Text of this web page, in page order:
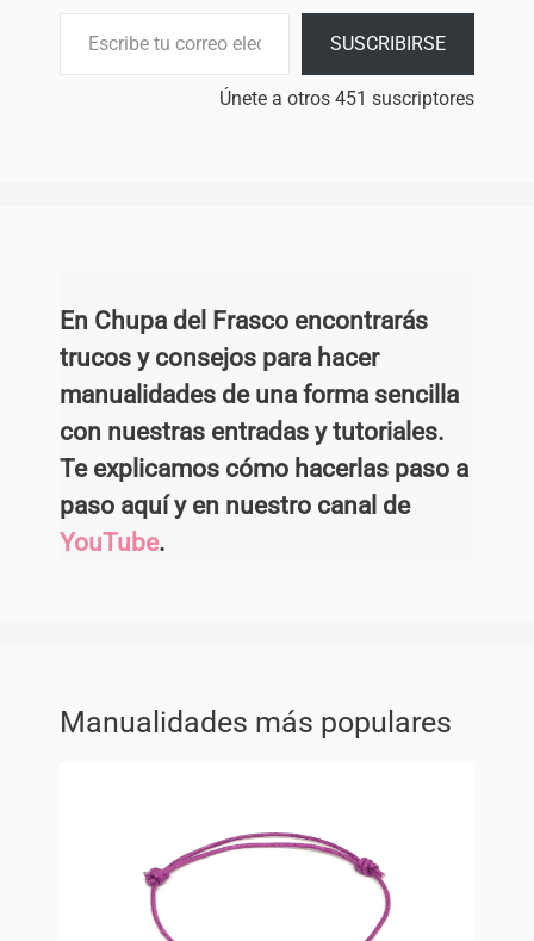
SUSCRIBIRSE
Únete a otros 451 suscriptores
En Chupa del Frasco encontrarás
trucos y consejos para hacer
manualidades de una forma sencilla
con nuestras entradas y tutoriales.
Te explicamos cómo hacerlas paso a
paso aquí y en nuestro canal de
YouTube.
Manualidades más populares